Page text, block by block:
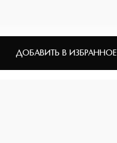
ДОБАВИТЬ В ИЗБРАННОЕ